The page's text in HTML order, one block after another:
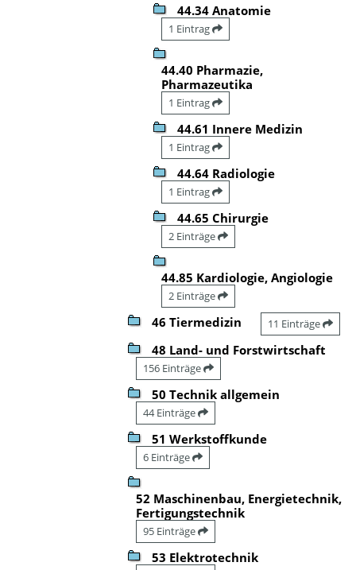
44.34 Anatomie
1 Eintrag
44.40 Pharmazie,
Pharmazeutika
1 Eintrag
44.61 Innere Medizin
1 Eintrag
44.64 Radiologie
1 Eintrag
44.65 Chirurgie
2 Einträge
44.85 Kardiologie, Angiologie
2 Einträge
46 Tiermedizin 11 Einträge
48 Land- und Forstwirtschaft
156 Einträge
50 Technik allgemein
44 Einträge
51 Werkstoffkunde
6 Einträge
52 Maschinenbau, Energietechnik,
Fertigungstechnik
95 Einträge
53 Elektrotechnik